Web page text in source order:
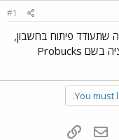
#1
שתעודד פיתוח בחשבון,
אנגלית ועברית. הכי קרוב שמצאתי זו אפליקציה בשם Probucks
You must
WhatsAppדואר אלקטרוני